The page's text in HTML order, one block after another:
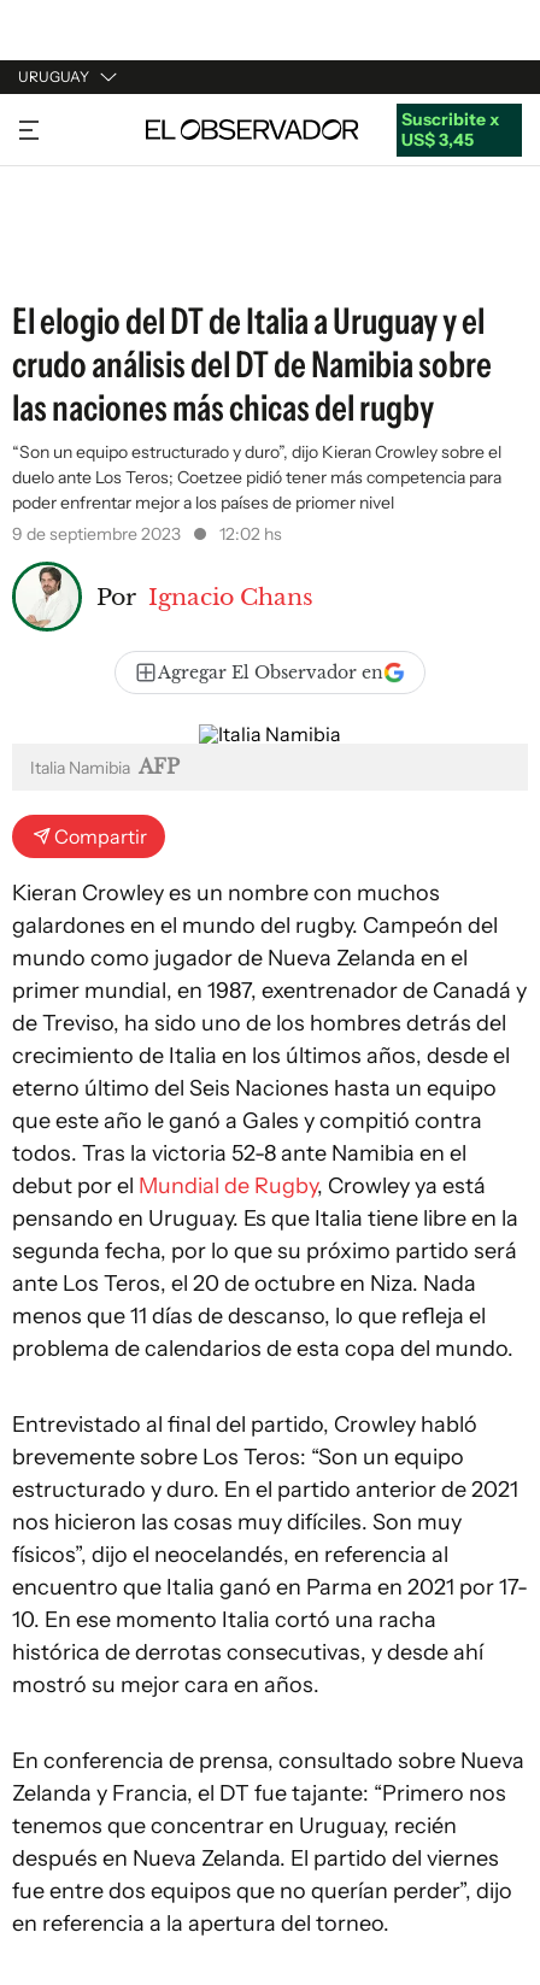
URUGUAY
URUGUAY
ARGENTINA
Suscribite x
US$ 3,45
El elogio del DT de Italia a Uruguay y el
crudo análisis del DT de Namibia sobre
las naciones más chicas del rugby
“Son un equipo estructurado y duro”, dijo Kieran Crowley sobre el
duelo ante Los Teros; Coetzee pidió tener más competencia para
poder enfrentar mejor a los países de priomer nivel
9 de septiembre 2023
12:02 hs
Por Ignacio Chans
Agregar El Observador en
Italia Namibia AFP
Compartir
Kieran Crowley es un nombre con muchos
galardones en el mundo del rugby. Campeón del
mundo como jugador de Nueva Zelanda en el
primer mundial, en 1987, exentrenador de Canadá y
de Treviso, ha sido uno de los hombres detrás del
crecimiento de Italia en los últimos años, desde el
eterno último del Seis Naciones hasta un equipo
que este año le ganó a Gales y compitió contra
todos. Tras la victoria 52-8 ante Namibia en el
debut por el Mundial de Rugby, Crowley ya está
pensando en Uruguay. Es que Italia tiene libre en la
segunda fecha, por lo que su próximo partido será
ante Los Teros, el 20 de octubre en Niza. Nada
menos que 11 días de descanso, lo que refleja el
problema de calendarios de esta copa del mundo.
Entrevistado al final del partido, Crowley habló
brevemente sobre Los Teros: “Son un equipo
estructurado y duro. En el partido anterior de 2021
nos hicieron las cosas muy difíciles. Son muy
físicos”, dijo el neocelandés, en referencia al
encuentro que Italia ganó en Parma en 2021 por 17-
10. En ese momento Italia cortó una racha
histórica de derrotas consecutivas, y desde ahí
mostró su mejor cara en años.
En conferencia de prensa, consultado sobre Nueva
Zelanda y Francia, el DT fue tajante: “Primero nos
tenemos que concentrar en Uruguay, recién
después en Nueva Zelanda. El partido del viernes
fue entre dos equipos que no querían perder”, dijo
en referencia a la apertura del torneo.